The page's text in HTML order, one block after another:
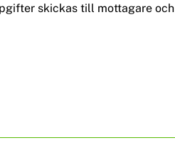
skickas till mottagare